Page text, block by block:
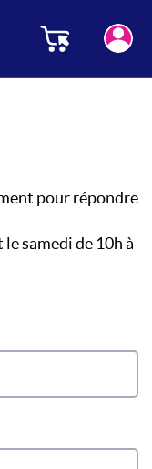
pour répondre
samedi de 10h à